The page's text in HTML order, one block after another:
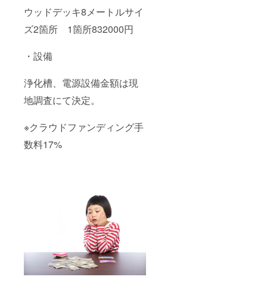
ウッドデッキ8メートルサイ
ズ2箇所 1箇所832000円
・設備
浄化槽、電源設備金額は現
地調査にて決定。
※クラウドファンディング手
数料17%